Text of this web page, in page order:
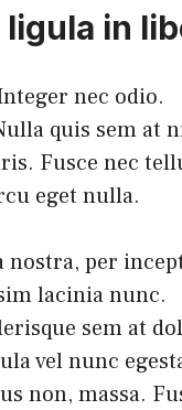
in
nec odio.
quis sem at
Fusce nec
eget nulla.
per
lacinia nunc.
sem at
vel nunc
non, massa.